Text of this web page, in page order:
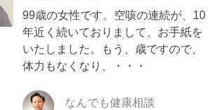
99歳の女性です。空咳の連続が、10
年近く続いておりまして、お手紙を
いたしました。もう、歳ですので、
体力もなくなり、・・・
なんでも健康相談